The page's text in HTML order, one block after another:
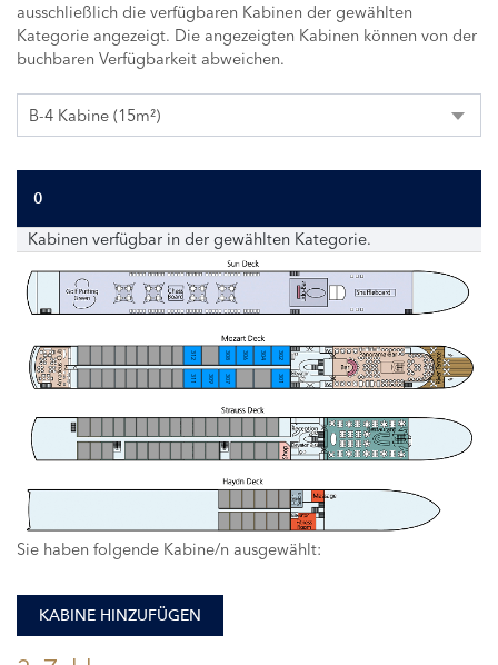
ausschließlich die verfügbaren Kabinen der gewählten
Kategorie angezeigt. Die angezeigten Kabinen können von der
buchbaren Verfügbarkeit abweichen.
B-4 Kabine (15m²)
0
Kabinen verfügbar in der gewählten Kategorie.
301
302
304
306
307
308
309
311
312
Sie haben folgende Kabine/n ausgewählt:
KABINE HINZUFÜGEN